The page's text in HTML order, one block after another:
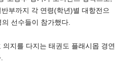
부까지 각 연령(학년)별 대항전으
선수들이 참가했다.
지를 다지는 태권도 플래시몹 경연